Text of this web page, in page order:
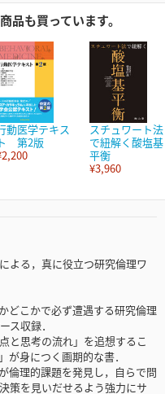
品も買っています。
動医学テキス
ト 第2版
スチュワート法
で紐解く酸塩基
平衡
¥3,960
よる，真に役立つ研究倫理ワ
どこかで必ず遭遇する研究倫理
ス収録．
と思考の流れ」を追想するこ
が身につく画期的な書．
倫理的課題を発見し，自らで問
策を見いだせるよう強力にサ